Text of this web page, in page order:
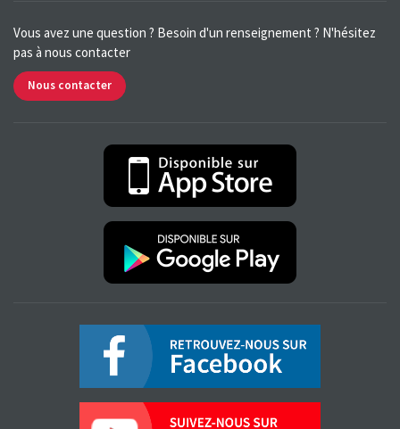
Vous avez une question ? Besoin d'un renseignement ? N'hésitez
pas à nous contacter
Nous contacter